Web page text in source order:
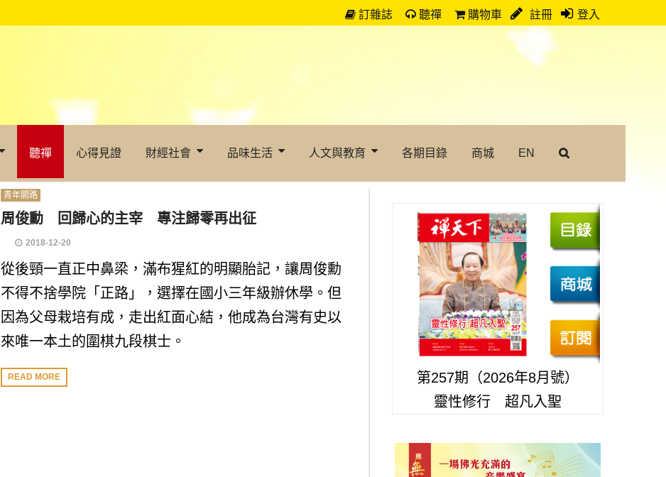
訂雜誌 聽禪 購物車 註冊 登入
聽禪 心得見證 財經社會 品味生活 人文與教育 各期目錄 商城 EN
青年開路
周俊勳 回歸心的主宰 專注歸零再出征
2018-12-20
從後頸一直正中鼻梁，滿布猩紅的明顯胎記，讓周俊勳
不得不捨學院「正路」，選擇在國小三年級辦休學。但
因為父母栽培有成，走出紅面心結，他成為台灣有史以
來唯一本土的圍棋九段棋士。
READ MORE
第257期（2026年8月號）
靈性修行 超凡入聖